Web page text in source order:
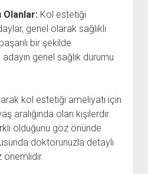
Olanlar: Kol estetiği
genel olarak sağlıklı
bir şekilde
genel sağlık durumu
kol estetiği ameliyatı için
aralığında olan kişilerdir.
olduğunu göz önünde
doktorunuzla detaylı
önemlidir.